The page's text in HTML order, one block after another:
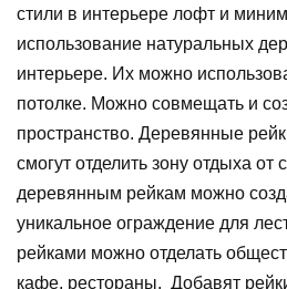
стили в интерьере лофт и
использование натуральных
интерьере. Их можно
потолке. Можно совмещать и
пространство. Деревянные
смогут отделить зону отдыха от
деревянным рейкам можно
уникальное ограждение для
рейками можно отделать
кафе, рестораны. Добавят